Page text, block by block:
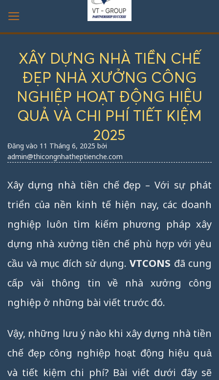
qua
nội
XÂY DỰNG NHÀ TIỀN CHẾ
ĐẸP NHÀ XƯỞNG CÔNG
NGHIỆP HOẠT ĐỘNG HIỆU
QUẢ VÀ CHI PHÍ TIẾT KIỆM
2025
Đăng vào 11 Tháng 6, 2025 bởi
admin@thicongnhatheptienche.com
Xây dựng nhà tiền chế đẹp – Với sự phát
triển của nền kinh tế hiện nay, các doanh
nghiệp luôn tìm kiếm phương pháp xây
dựng nhà xưởng tiền chế phù hợp với yêu
cầu và mục đích sử dụng. VTCONS đã cung
cấp vài thông tin về nhà xưởng công
nghiệp ở những bài viết trước đó.
Vậy, những lưu ý nào khi xây dựng nhà tiền
chế đẹp công nghiệp hoạt động hiệu quả
và tiết kiệm chi phí? Bài viết dưới đây sẽ